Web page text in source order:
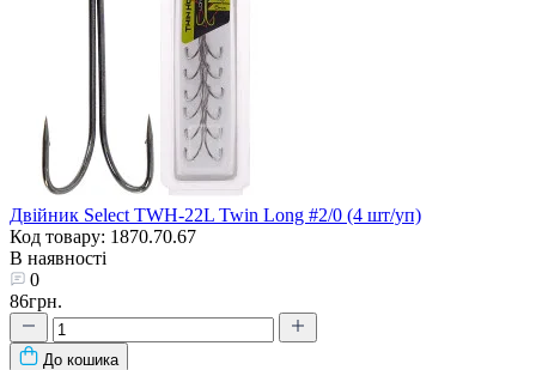
Двійник Select TWH-22L Twin Long #2/0 (4 шт/уп)
Код товару: 1870.70.67
В наявності
0
86грн.
До кошика